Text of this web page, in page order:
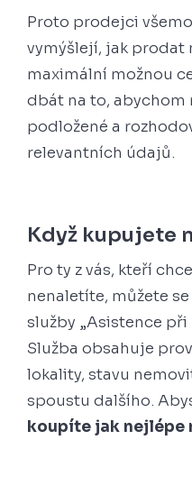
Proto prodejci
vymýšlejí, jak prodat
maximální možnou
dbát na to, abychom
podložené a
relevantních údajů.
Když kupujete
Pro ty z vás, kteří
nenaletíte, můžete
služby „Asistence
Služba obsahuje
lokality, stavu
spoustu dalšího.
koupíte jak nejlépe